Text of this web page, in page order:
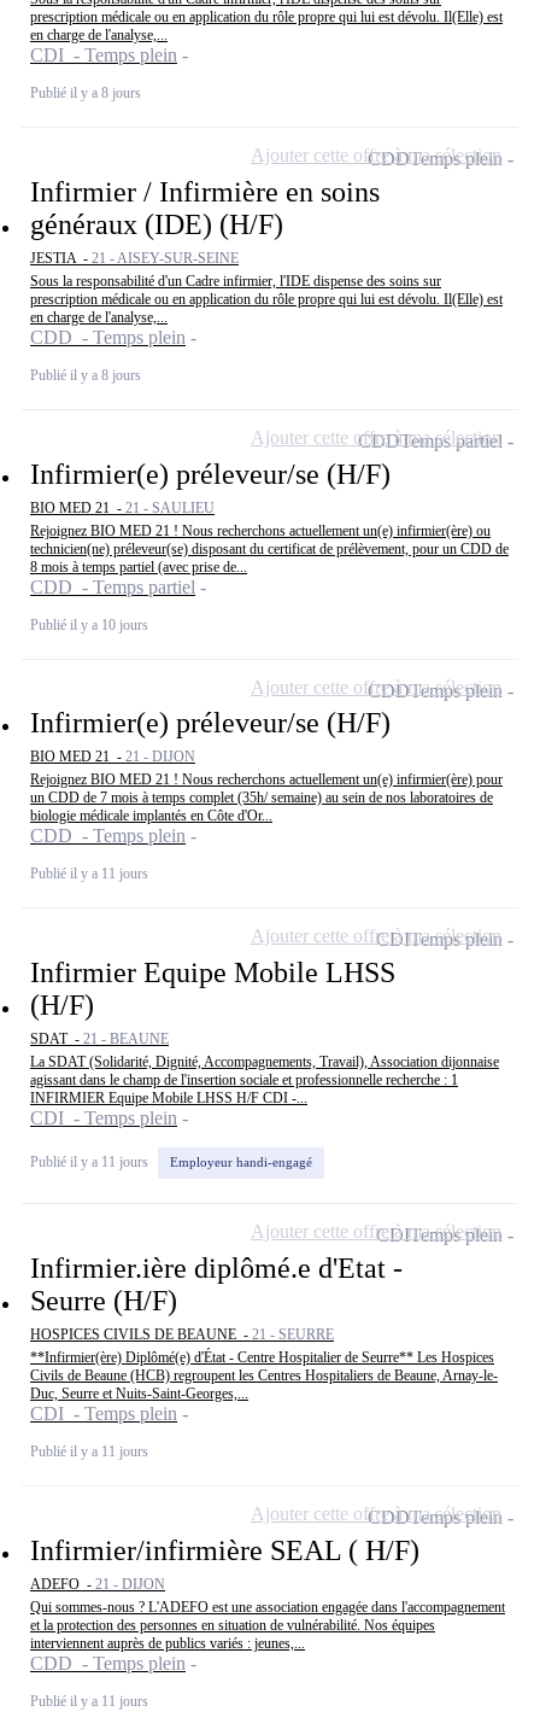
prescription médicale ou en application du rôle propre qui lui est dévolu. Il(Elle) est
en charge de l'analyse,...
CDI - Temps plein
Publié il y a 8 jours
Infirmier / Infirmière en soins
généraux (IDE) (H/F)
JESTIA - 21 - AISEY-SUR-SEINE
Sous la responsabilité d'un Cadre infirmier, l'IDE dispense des soins sur
prescription médicale ou en application du rôle propre qui lui est dévolu. Il(Elle) est
en charge de l'analyse,...
CDD - Temps plein
Publié il y a 8 jours
CDDTemps plein
Ajouter cette offre à ma sélection
Infirmier(e) préleveur/se (H/F)
BIO MED 21 - 21 - SAULIEU
Rejoignez BIO MED 21 ! Nous recherchons actuellement un(e) infirmier(ère) ou
technicien(ne) préleveur(se) disposant du certificat de prélèvement, pour un CDD de
8 mois à temps partiel (avec prise de...
CDD - Temps partiel
Publié il y a 10 jours
CDDTemps partiel
Ajouter cette offre à ma sélection
Infirmier(e) préleveur/se (H/F)
BIO MED 21 - 21 - DIJON
Rejoignez BIO MED 21 ! Nous recherchons actuellement un(e) infirmier(ère) pour
un CDD de 7 mois à temps complet (35h/ semaine) au sein de nos laboratoires de
biologie médicale implantés en Côte d'Or...
CDD - Temps plein
Publié il y a 11 jours
CDDTemps plein
Ajouter cette offre à ma sélection
Infirmier Equipe Mobile LHSS
(H/F)
SDAT - 21 - BEAUNE
La SDAT (Solidarité, Dignité, Accompagnements, Travail), Association dijonnaise
agissant dans le champ de l'insertion sociale et professionnelle recherche : 1
INFIRMIER Equipe Mobile LHSS H/F CDI -...
CDI - Temps plein
Publié il y a 11 jours Employeur handi-engagé
CDITemps plein
Ajouter cette offre à ma sélection
Infirmier.ière diplômé.e d'Etat -
Seurre (H/F)
HOSPICES CIVILS DE BEAUNE - 21 - SEURRE
**Infirmier(ère) Diplômé(e) d'État - Centre Hospitalier de Seurre** Les Hospices
Civils de Beaune (HCB) regroupent les Centres Hospitaliers de Beaune, Arnay-le-
Duc, Seurre et Nuits-Saint-Georges,...
CDI - Temps plein
Publié il y a 11 jours
CDITemps plein
Ajouter cette offre à ma sélection
Infirmier/infirmière SEAL ( H/F)
ADEFO - 21 - DIJON
Qui sommes-nous ? L'ADEFO est une association engagée dans l'accompagnement
et la protection des personnes en situation de vulnérabilité. Nos équipes
interviennent auprès de publics variés : jeunes,...
CDD - Temps plein
Publié il y a 11 jours
CDDTemps plein
Ajouter cette offre à ma sélection